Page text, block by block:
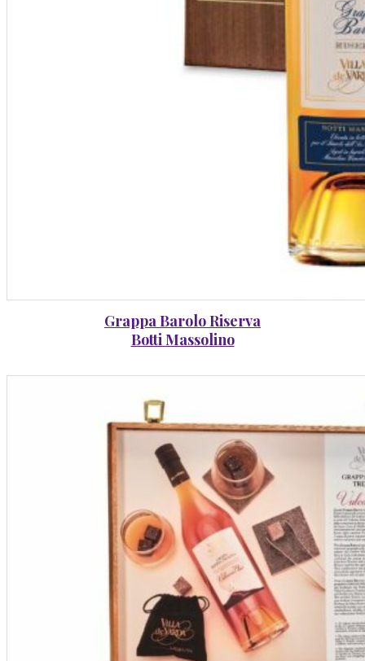
Grappa Barolo Riserva
Botti Massolino